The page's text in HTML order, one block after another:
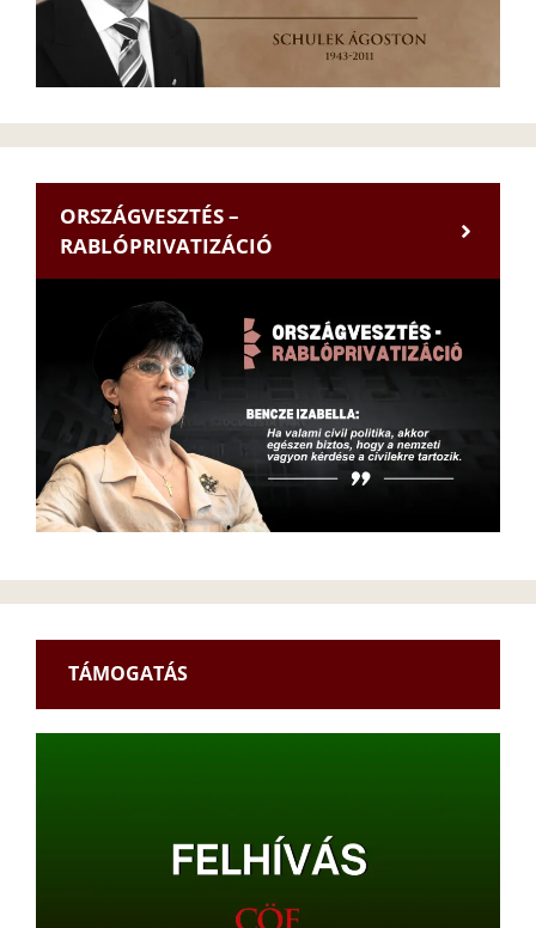
ORSZÁGVESZTÉS –
RABLÓPRIVATIZÁCIÓ
TÁMOGATÁS